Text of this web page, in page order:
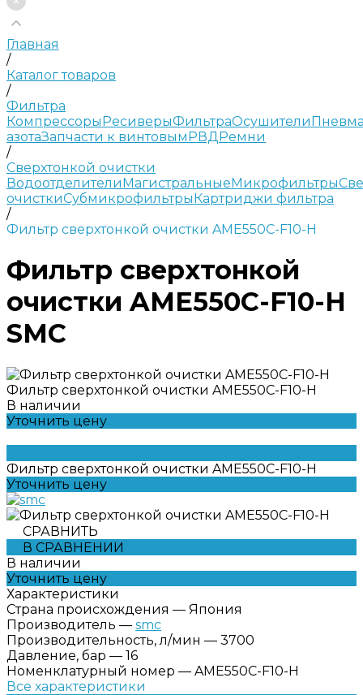
Главная
/
Каталог товаров
/
Фильтра
КомпрессорыРесиверыФильтраОсушители
азотаЗапчасти к винтовымРВДРемни
/
Сверхтонкой очистки
ВодоотделителиМагистральныеМикрофильтры
очисткиСубмикрофильтрыКартриджи фильтра
/
Фильтр сверхтонкой очистки AME550C-F10-H
Фильтр сверхтонкой
очистки AME550C-F10-H
SMC
Фильтр сверхтонкой очистки AME550C-F10-H
В наличии
Уточнить цену
Фильтр сверхтонкой очистки AME550C-F10-H
Уточнить цену
СРАВНИТЬ
В СРАВНЕНИИ
В наличии
Уточнить цену
Характеристики
Страна происхождения — Япония
Производитель — smc
Производительность, л/мин — 3700
Давление, бар — 16
Номенклатурный номер — AME550C-F10-H
Все характеристики